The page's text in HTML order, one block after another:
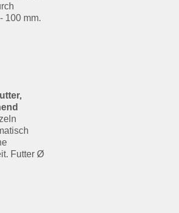
100 mm.
Futter Ø